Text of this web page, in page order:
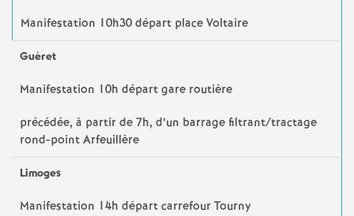
s
Manifestation 10h30 départ place Voltaire
Guéret
Manifestation 10h départ gare routière
précédée, à partir de 7h, d’un barrage filtrant/tractage
rond-point Arfeuillère
Limoges
Manifestation 14h départ carrefour Tourny